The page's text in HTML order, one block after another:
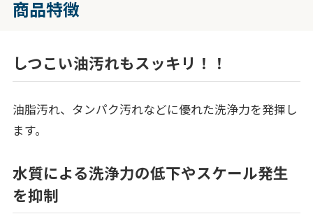
商品特徴
しつこい油汚れもスッキリ！！
油脂汚れ、タンパク汚れなどに優れた洗浄力を発揮し
ます。
水質による洗浄力の低下やスケール発生
を抑制